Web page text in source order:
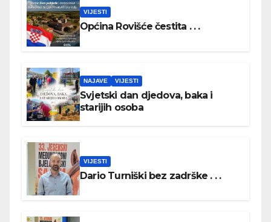
VIJESTI
Općina Rovišće čestita . . .
NAJAVE VIJESTI
Svjetski dan djedova, baka i
starijih osoba
VIJESTI
Dario Turniški bez zadrške . . .